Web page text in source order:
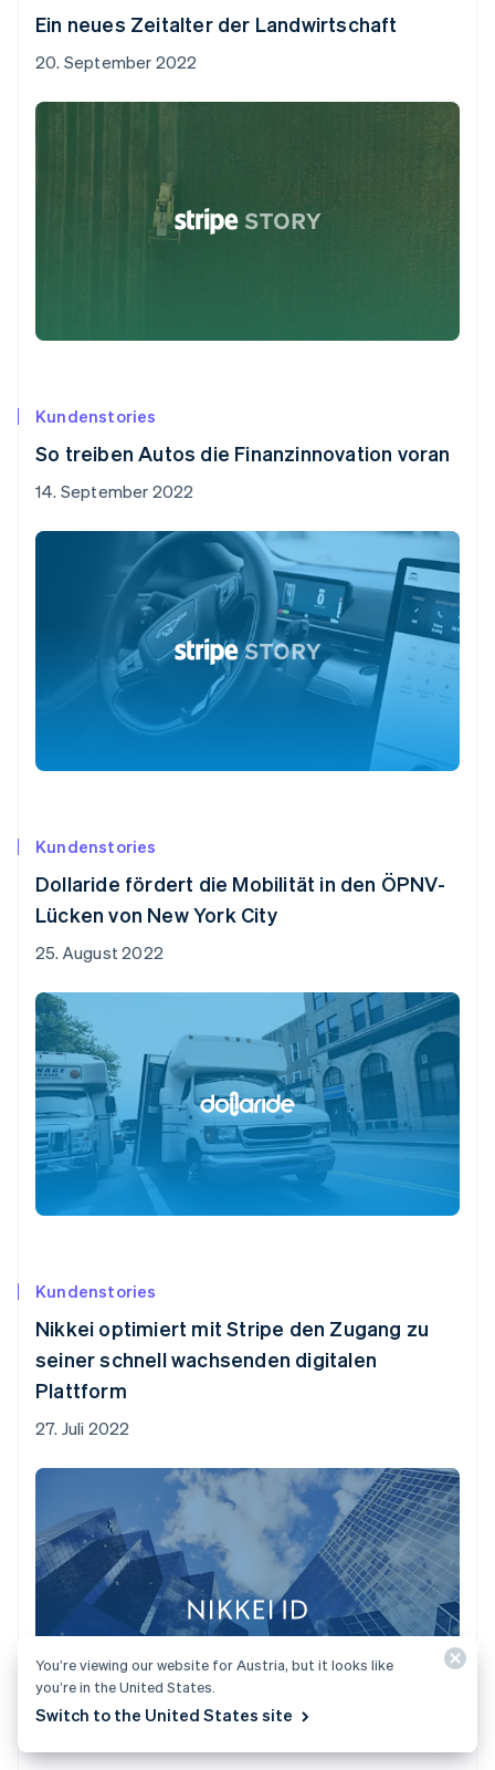
Ein neues Zeitalter der Landwirtschaft
20. September 2022
Kundenstories
So treiben Autos die Finanzinnovation voran
14. September 2022
Kundenstories
Dollaride fördert die Mobilität in den ÖPNV-
Lücken von New York City
25. August 2022
Kundenstories
Nikkei optimiert mit Stripe den Zugang zu
seiner schnell wachsenden digitalen
Plattform
27. Juli 2022
You’re viewing our website for Austria, but it looks like
you’re in the United States.
Switch to the United States site